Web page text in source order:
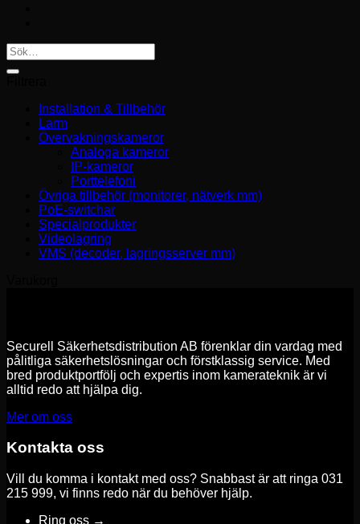
Sök
efter:
Installation & Tillbehör
Larm
Övervakningskameror
Analoga kameror
IP-kameror
Porttelefoni
Övriga tillbehör (monitorer, nätverk mm)
PoE-switchar
Specialprodukter
Videolagring
VMS (decoder, lagringsserver mm)
Securell Säkerhetsdistribution AB förenklar din vardag med
pålitliga säkerhetslösningar och förstklassig service. Med
bred produktportfölj och expertis inom kamerateknik är vi
alltid redo att hjälpa dig.
Mer om oss
Kontakta oss
Vill du komma i kontakt med oss? Snabbast är att ringa 031
215 999, vi finns redo när du behöver hjälp.
Ring oss →